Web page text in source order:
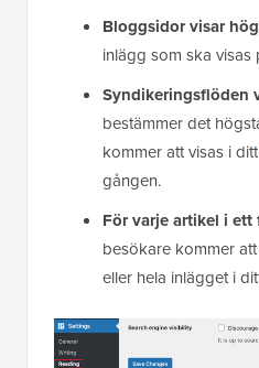
Bloggsidor visar
inlägg som ska visas
Syndikeringsflöden
bestämmer det
kommer att visas i ditt
gången.
För varje artikel i ett
besökare kommer
eller hela inlägget i